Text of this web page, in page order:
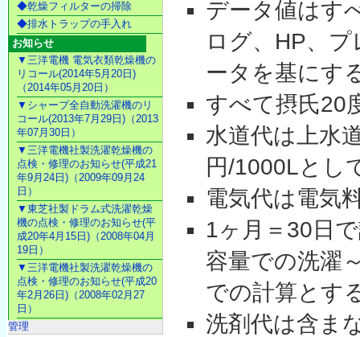
データ値はす
ログ、HP、
ータを基にす
すべて摂氏20
水道代は上水
円/1000Lとし
電気代は電気
1ヶ月＝30日
容量での洗濯
での計算とす
洗剤代は含ま
◆乾燥フィルターの掃除
◆排水トラップの手入れ
お知らせ
▼三洋電機 電気衣類乾燥機の
リコール(2014年5月20日)
（2014年05月20日）
▼シャープ全自動洗濯機のリ
コール(2013年7月29日)（2013
年07月30日）
▼三洋電機社製洗濯乾燥機の
点検・修理のお知らせ(平成21
年9月24日)（2009年09月24
日）
▼東芝社製ドラム式洗濯乾燥
機の点検・修理のお知らせ(平
成20年4月15日)（2008年04月
19日）
▼三洋電機社製洗濯乾燥機の
点検・修理のお知らせ(平成20
年2月26日)（2008年02月27
日）
管理